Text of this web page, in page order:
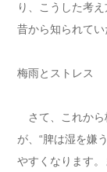
り、こうした考
昔から知られてい
梅雨とストレス
さて、これから
が、“脾は湿を嫌
やすくなります。